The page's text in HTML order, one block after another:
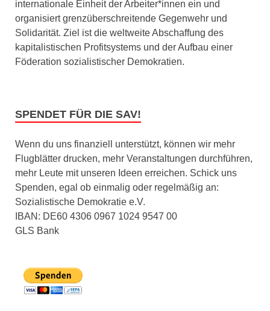
internationale Einheit der Arbeiter*innen ein und
organisiert grenzüberschreitende Gegenwehr und
Solidarität. Ziel ist die weltweite Abschaffung des
kapitalistischen Profitsystems und der Aufbau einer
Föderation sozialistischer Demokratien.
SPENDET FÜR DIE SAV!
Wenn du uns finanziell unterstützt, können wir mehr
Flugblätter drucken, mehr Veranstaltungen durchführen,
mehr Leute mit unseren Ideen erreichen. Schick uns
Spenden, egal ob einmalig oder regelmäßig an:
Sozialistische Demokratie e.V.
IBAN: DE60 4306 0967 1024 9547 00
GLS Bank